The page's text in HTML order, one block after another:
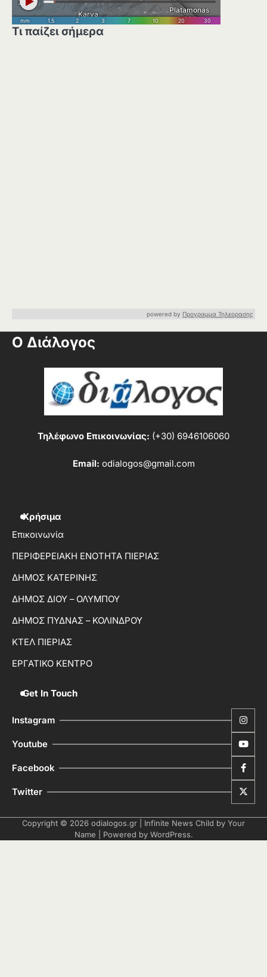
Τι παίζει σήμερα
powered by Προγραμμα Τηλεορασης
Ο Διάλογος
Τηλέφωνο Επικοινωνίας: (+30) 6946106060
Email: odialogos@gmail.com
Χρήσιμα
Επικοινωνία
ΠΕΡΙΦΕΡΕΙΑΚΗ ΕΝΟΤΗΤΑ ΠΙΕΡΙΑΣ
ΔΗΜΟΣ ΚΑΤΕΡΙΝΗΣ
ΔΗΜΟΣ ΔΙΟΥ – ΟΛΥΜΠΟΥ
ΔΗΜΟΣ ΠΥΔΝΑΣ – ΚΟΛΙΝΔΡΟΥ
ΚΤΕΛ ΠΙΕΡΙΑΣ
ΕΡΓΑΤΙΚΟ ΚΕΝΤΡΟ
Get In Touch
Instagram
Youtube
Facebook
Twitter
Copyright © 2026 odialogos.gr | Infinite News Child by Your
Name | Powered by WordPress.